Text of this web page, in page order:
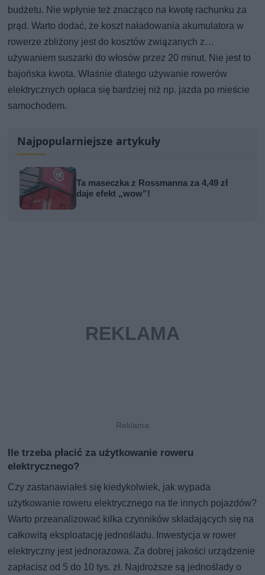
budżetu. Nie wpłynie też znacząco na kwotę rachunku za
prąd. Warto dodać, że koszt naładowania akumulatora w
rowerze zbliżony jest do kosztów związanych z…
używaniem suszarki do włosów przez 20 minut. Nie jest to
bajońska kwota. Właśnie dlatego używanie rowerów
elektrycznych opłaca się bardziej niż np. jazda po mieście
samochodem.
Najpopularniejsze artykuły
Ta maseczka z Rossmanna za 4,49 zł
daje efekt „wow”!
Ile trzeba płacić za użytkowanie roweru
elektrycznego?
Czy zastanawiałeś się kiedykolwiek, jak wypada
użytkowanie roweru elektrycznego na tle innych pojazdów?
Warto przeanalizować kilka czynników składających się na
całkowitą eksploatację jednośladu. Inwestycja w rower
elektryczny jest jednorazowa. Za dobrej jakości urządzenie
zapłacisz od 5 do 10 tys. zł. Najdroższe są jednoślady o